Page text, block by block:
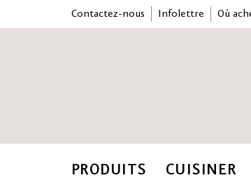
Contactez-nous Infolettre Où
PRODUITS CUISINER